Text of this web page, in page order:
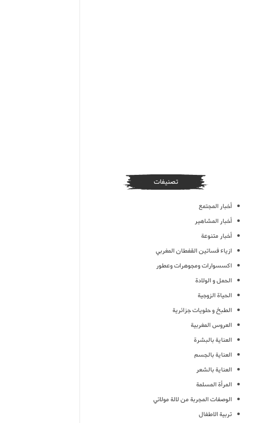
تصنيفات
أخبار المجتمع
أخبار المشاهير
أخبار متنوعة
ازياء فساتين القفطان المغربي
اكسسوارات ومجوهرات وعطور
الحمل و الولادة
الحياة الزوجية
الطبخ و حلويات جزائرية
العروس المغربية
العناية بالبشرة
العناية بالجسم
العناية بالشعر
المرأة المسلمة
الوصفات المجربة من لالة مولاتي
تربية الاطفال